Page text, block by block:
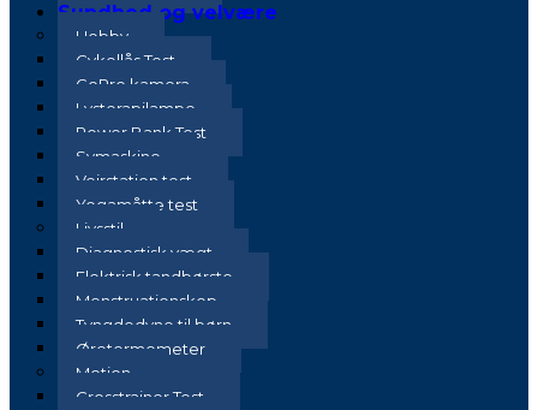
Sundhed og velvære
Hobby
Cykellås Test
GoPro kamera
Lysterapilampe
Power Bank Test
Symaskine
Vejrstation test
Yogamåtte test
Livsstil
Diagnostisk vægt
Elektrisk tandbørste
Menstruationskop
Tyngdedyne til børn
Øretermometer
Motion
Crosstrainer Test